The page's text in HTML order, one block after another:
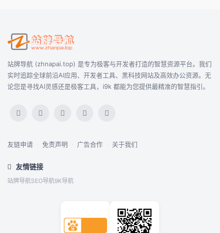
站牌导航 (zhnapai.top) 是专为极客与开发者打造的智慧资源平台。我们
实时追踪全球前沿AI应用、开发者工具、黑科技网站及高效办公资源。无
论您是寻找AI灵感还是极客工具，i9k 都能为您提供最精准的智慧指引。
友链申请 · 免责声明 · 广告合作 · 关于我们
友情链接
站牌导航SEO导航9K导航